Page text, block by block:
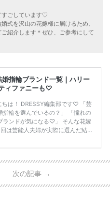
すごしています♡
式を沢山の花嫁様に届けるため、
ご紹介します＊ぜひ、ご参考にして
指輪ブランド一覧｜ハリー
ィファニーも♡
ちは！ DRESSY編集部です♡ 「芸
指輪を選んでいるの？」 「憧れの
ランドが気になる♡」 そんな花嫁
は芸能人夫婦が実際に選んだ結婚
ルティエ、ティファニーなど世界
ンドまで幅広くご紹介。 さらに、
人夫婦 ・リングの特徴や魅力 ・
次の記事 →